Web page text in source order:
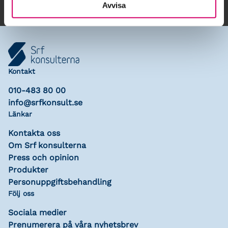
Avvisa
Kontakt
010-483 80 00
info@srfkonsult.se
Länkar
Kontakta oss
Om Srf konsulterna
Press och opinion
Produkter
Personuppgiftsbehandling
Följ oss
Sociala medier
Prenumerera på våra nyhetsbrev